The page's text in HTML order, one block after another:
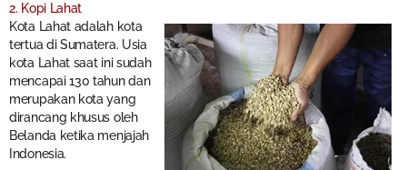
2. Kopi Lahat
Kota Lahat adalah kota
tertua di Sumatera. Usia
kota Lahat saat ini sudah
mencapai 130 tahun dan
merupakan kota yang
dirancang khusus oleh
Belanda ketika menjajah
Indonesia.